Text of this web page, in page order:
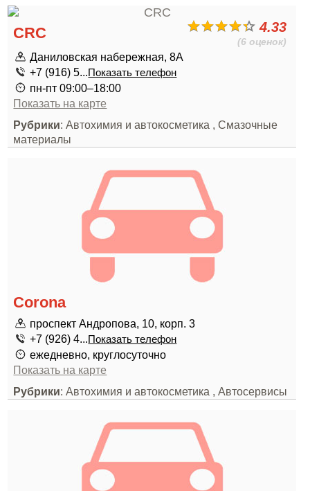
4.33
(6 оценок)
CRC
Даниловская набережная, 8А
+7 (916) 5...Показать телефон
пн-пт 09:00–18:00
Показать на карте
Рубрики: Автохимия и автокосметика , Смазочные
материалы
Corona
проспект Андропова, 10, корп. 3
+7 (926) 4...Показать телефон
ежедневно, круглосуточно
Показать на карте
Рубрики: Автохимия и автокосметика , Автосервисы